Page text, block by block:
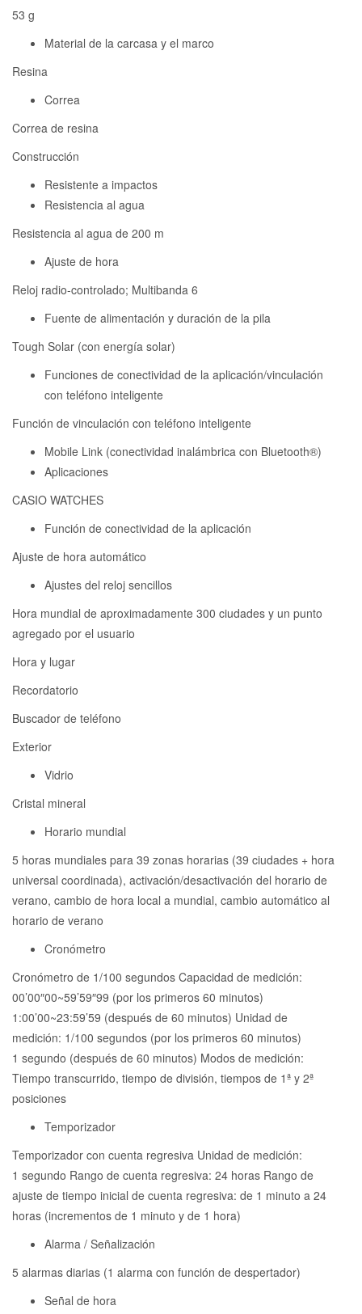
53 g
Material de la carcasa y el marco
Resina
Correa
Correa de resina
Construcción
Resistente a impactos
Resistencia al agua
Resistencia al agua de 200 m
Ajuste de hora
Reloj radio-controlado; Multibanda 6
Fuente de alimentación y duración de la pila
Tough Solar (con energía solar)
Funciones de conectividad de la aplicación/vinculación
con teléfono inteligente
Función de vinculación con teléfono inteligente
Mobile Link (conectividad inalámbrica con Bluetooth®)
Aplicaciones
CASIO WATCHES
Función de conectividad de la aplicación
Ajuste de hora automático
Ajustes del reloj sencillos
Hora mundial de aproximadamente 300 ciudades y un punto
agregado por el usuario
Hora y lugar
Recordatorio
Buscador de teléfono
Exterior
Vidrio
Cristal mineral
Horario mundial
5 horas mundiales para 39 zonas horarias (39 ciudades + hora
universal coordinada), activación/desactivación del horario de
verano, cambio de hora local a mundial, cambio automático al
horario de verano
Cronómetro
Cronómetro de 1/100 segundos Capacidad de medición:
00’00″00~59’59″99 (por los primeros 60 minutos)
1:00’00~23:59’59 (después de 60 minutos) Unidad de
medición: 1/100 segundos (por los primeros 60 minutos)
1 segundo (después de 60 minutos) Modos de medición:
Tiempo transcurrido, tiempo de división, tiempos de 1ª y 2ª
posiciones
Temporizador
Temporizador con cuenta regresiva Unidad de medición:
1 segundo Rango de cuenta regresiva: 24 horas Rango de
ajuste de tiempo inicial de cuenta regresiva: de 1 minuto a 24
horas (incrementos de 1 minuto y de 1 hora)
Alarma / Señalización
5 alarmas diarias (1 alarma con función de despertador)
Señal de hora